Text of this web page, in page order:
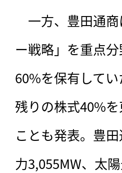
一方、豊田通商
ー戦略」を重点
60%を保有して
残りの株式40%
ことも発表。豊
力3,055MW、太